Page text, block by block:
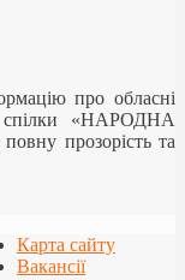
про обласні
спілки «НАРОДНА
прозорість та
Карта сайту
Вакансії